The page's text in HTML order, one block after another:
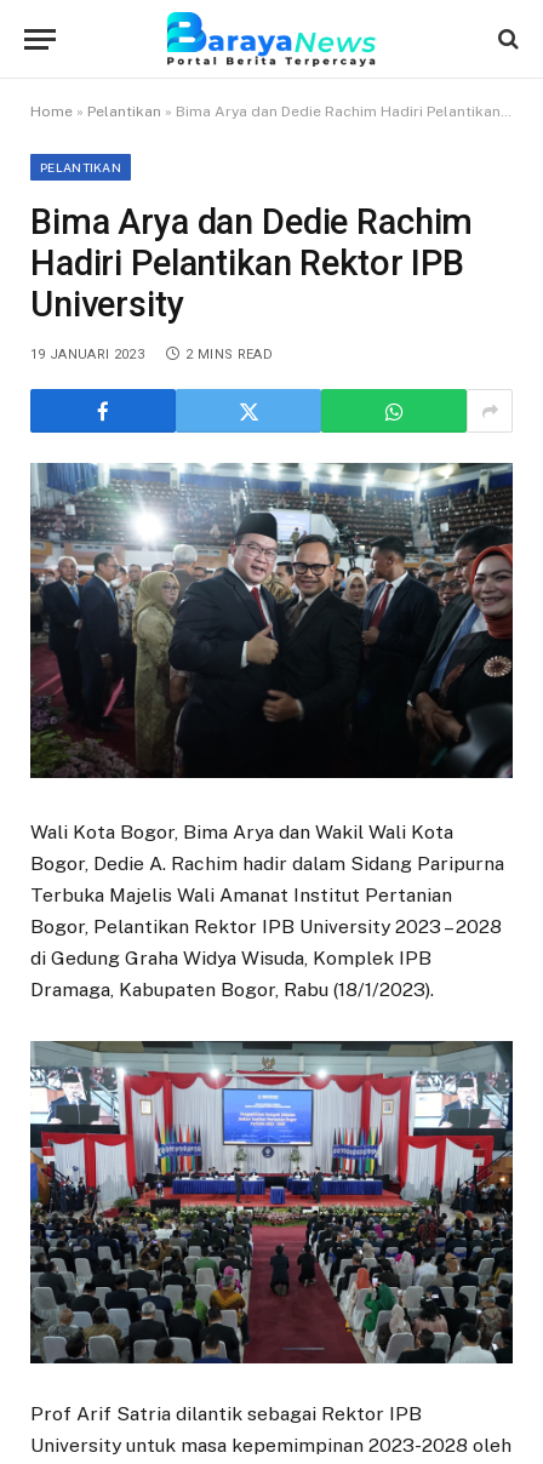
Home » Pelantikan » Bima Arya dan Dedie Rachim Hadiri Pelantikan Rektor IPB University
PELANTIKAN
Bima Arya dan Dedie Rachim
Hadiri Pelantikan Rektor IPB
University
19 JANUARI 2023 2 MINS READ
Wali Kota Bogor, Bima Arya dan Wakil Wali Kota
Bogor, Dedie A. Rachim hadir dalam Sidang Paripurna
Terbuka Majelis Wali Amanat Institut Pertanian
Bogor, Pelantikan Rektor IPB University 2023 – 2028
di Gedung Graha Widya Wisuda, Komplek IPB
Dramaga, Kabupaten Bogor, Rabu (18/1/2023).
Prof Arif Satria dilantik sebagai Rektor IPB
University untuk masa kepemimpinan 2023-2028 oleh